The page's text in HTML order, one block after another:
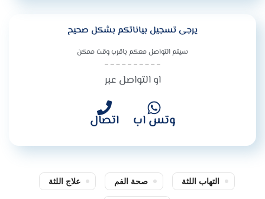
يرجى تسجيل بياناتكم بشكل صحيح
سيتم التواصل معكم باقرب وقت ممكن
او التواصل عبر
وتس اب اتصال
التهاب اللثة صحة الفم علاج اللثة